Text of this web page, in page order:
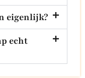
eigenlijk?
echt